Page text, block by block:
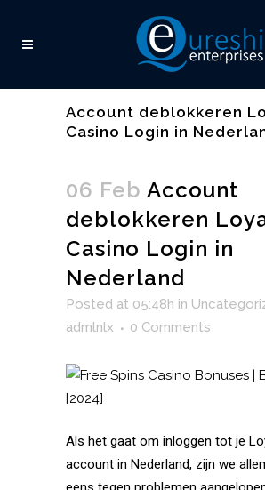
Account deblokkeren
Casino Login in
06 Feb Account
deblokkeren
Casino Login in
Nederland
Posted at 05:48h in
admlnlx
0 Comments
Als het gaat om inloggen tot je
account in Nederland, zijn we